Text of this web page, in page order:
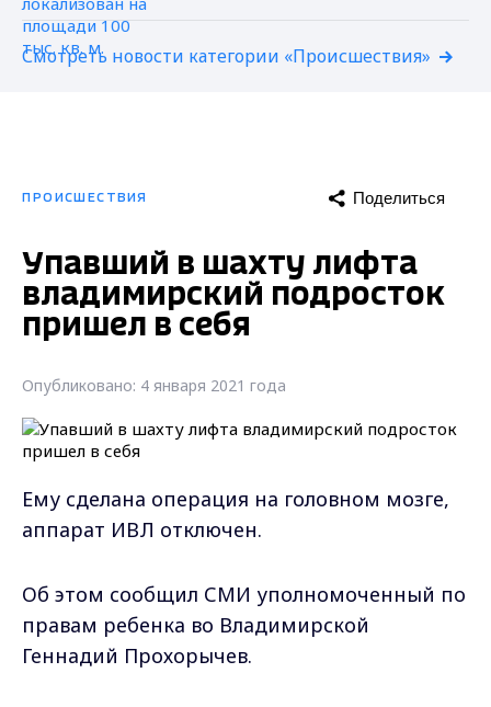
Смотреть новости категории «Происшествия»
ПРОИСШЕСТВИЯ Поделиться
Упавший в шахту лифта
владимирский подросток
пришел в себя
Опубликовано: 4 января 2021 года
Ему сделана операция на головном мозге,
аппарат ИВЛ отключен.
Об этом сообщил СМИ уполномоченный по
правам ребенка во Владимирской
Геннадий Прохорычев.